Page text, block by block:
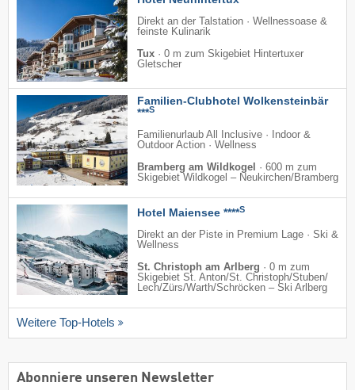
Direkt an der Talstation · Wellnessoase &
feinste Kulinarik
Tux · 0 m zum Skigebiet Hintertuxer
Gletscher
Familien-Clubhotel Wolkensteinbär
***S
Familienurlaub All Inclusive · Indoor &
Outdoor Action · Wellness
Bramberg am Wildkogel
· 600 m zum
Skigebiet Wildkogel – Neukirchen/​Bramberg
Hotel Maiensee ****S
Direkt an der Piste in Premium Lage · Ski &
Wellness
St. Christoph am Arlberg · 0 m zum
Skigebiet St. Anton/​St. Christoph/​Stuben/​
Lech/​Zürs/​Warth/​Schröcken – Ski Arlberg
Weitere Top-Hotels
Abonniere unseren Newsletter